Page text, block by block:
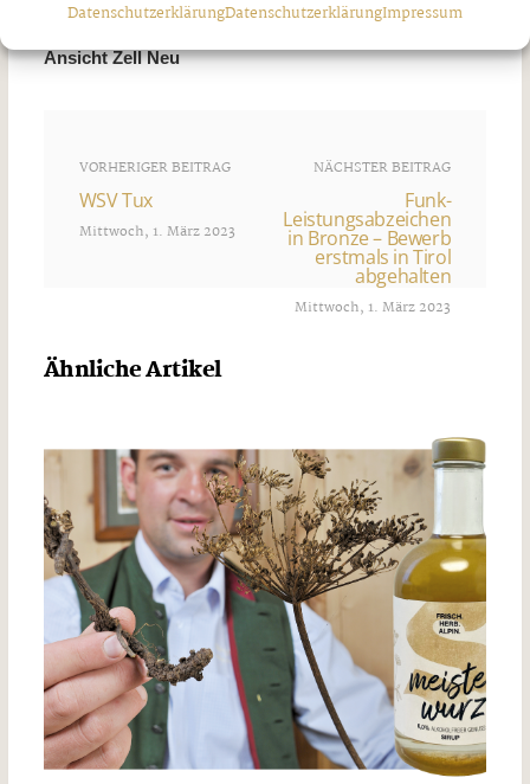
DatenschutzerklärungDatenschutzerklärungImpressum
Ansicht Zell Neu
VORHERIGER BEITRAG
WSV Tux
Mittwoch, 1. März 2023
NÄCHSTER BEITRAG
Funk-
Leistungsabzeichen
in Bronze – Bewerb
erstmals in Tirol
abgehalten
Mittwoch, 1. März 2023
Ähnliche Artikel